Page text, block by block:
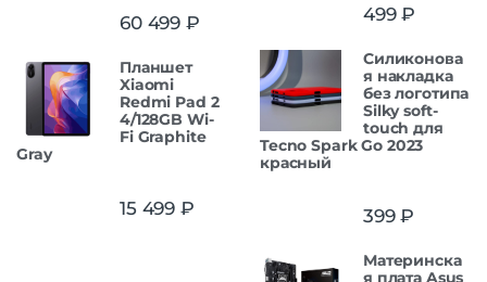
60 499 ₽
Планшет
Xiaomi
Redmi Pad 2
4/128GB Wi-
Fi Graphite
Gray
15 499 ₽
499₽
Силиконова
я накладка
без логотипа
Silky soft-
touch для
Tecno Spark Go 2023
красный
399₽
Материнска
я плата Asus